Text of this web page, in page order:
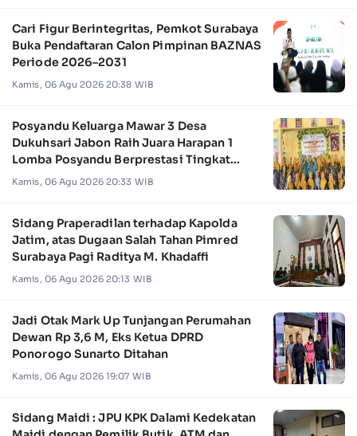
Cari Figur Berintegritas, Pemkot Surabaya
Buka Pendaftaran Calon Pimpinan BAZNAS
Periode 2026–2031
Kamis, 06 Agu 2026 20:38 WIB
Posyandu Keluarga Mawar 3 Desa
Dukuhsari Jabon Raih Juara Harapan 1
Lomba Posyandu Berprestasi Tingkat
Jawa Timur 2026
Kamis, 06 Agu 2026 20:33 WIB
Sidang Praperadilan terhadap Kapolda
Jatim, atas Dugaan Salah Tahan Pimred
Surabaya Pagi Raditya M. Khadaffi
Kamis, 06 Agu 2026 20:13 WIB
Jadi Otak Mark Up Tunjangan Perumahan
Dewan Rp 3,6 M, Eks Ketua DPRD
Ponorogo Sunarto Ditahan
Kamis, 06 Agu 2026 19:07 WIB
Sidang Maidi : JPU KPK Dalami Kedekatan